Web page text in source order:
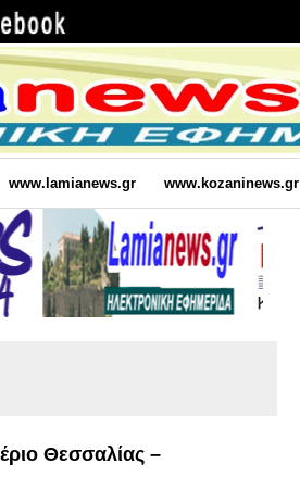
www.lamianews.gr www.kozaninews.gr
Θεσσαλίας –